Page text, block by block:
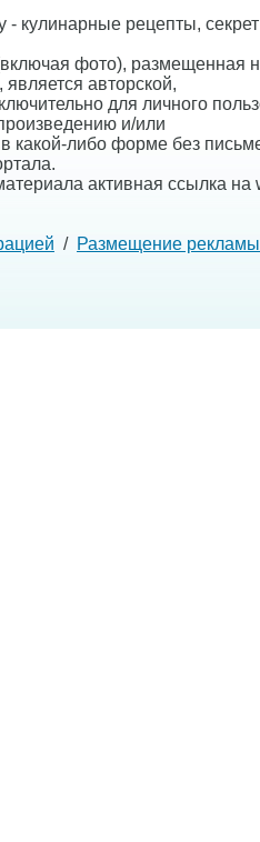
кулинарные рецепты,
фото), размещенная
авторской,
для личного
и/или
какой-либо форме без
активная ссылка на
/ Размещение рекламы